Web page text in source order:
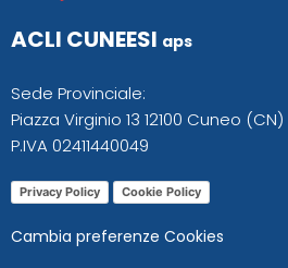
ACLI CUNEESI aps
Sede Provinciale:
Piazza Virginio 13 12100 Cuneo (CN)
P.IVA 02411440049
Privacy Policy Cookie Policy
Cambia preferenze Cookies